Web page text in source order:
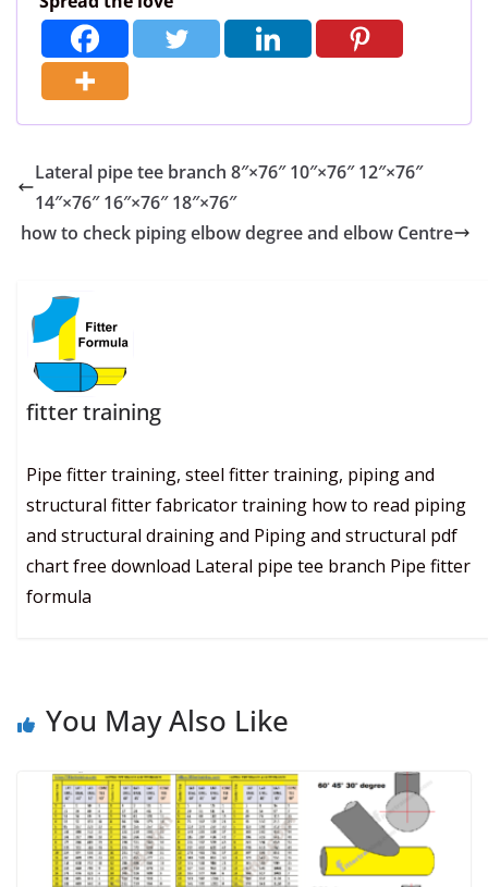
Lateral pipe tee branch 8″×76″ 10″×76″ 12″×76″
14″×76″ 16″×76″ 18″×76″
how to check piping elbow degree and elbow Centre
fitter training
Pipe fitter training, steel fitter training, piping and
structural fitter fabricator training how to read piping
and structural draining and Piping and structural pdf
chart free download Lateral pipe tee branch Pipe fitter
formula
You May Also Like